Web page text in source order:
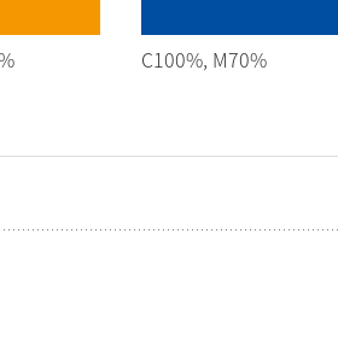
C100%, M70%